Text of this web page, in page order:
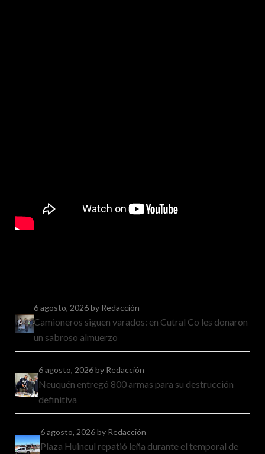
6 agosto, 2026by Redacción
Camioneros siguen varados: en Cutral Co les donaron
un sabroso almuerzo
6 agosto, 2026by Redacción
Neuquén entregó 800 armas para su destrucción
definitiva
6 agosto, 2026by Redacción
Plaza Huincul repatió leña durante el temporal de